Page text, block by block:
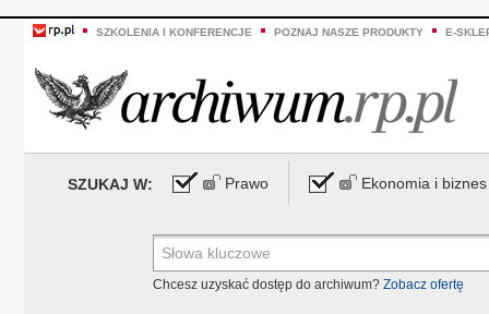
SZKOLENIA I KONFERENCJE POZNAJ NASZE PRODUKTY E-
SZUKAJ W: Prawo Ekonomia i biznes
Chcesz uzyskać dostęp do archiwum? Zobacz ofertę